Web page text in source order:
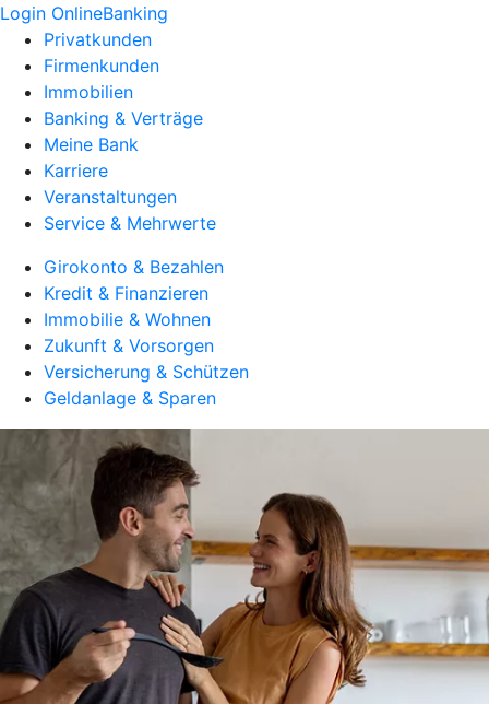
Login OnlineBanking
Privatkunden
Firmenkunden
Immobilien
Banking & Verträge
Meine Bank
Karriere
Veranstaltungen
Service & Mehrwerte
Girokonto & Bezahlen
Kredit & Finanzieren
Immobilie & Wohnen
Zukunft & Vorsorgen
Versicherung & Schützen
Geldanlage & Sparen